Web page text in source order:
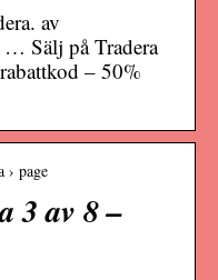
av
… Sälj på Tradera
– 50%
› page
3 av 8 –